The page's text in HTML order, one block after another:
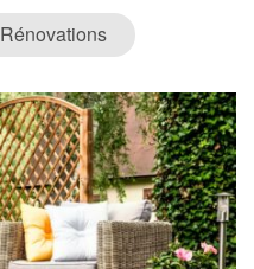
Rénovations